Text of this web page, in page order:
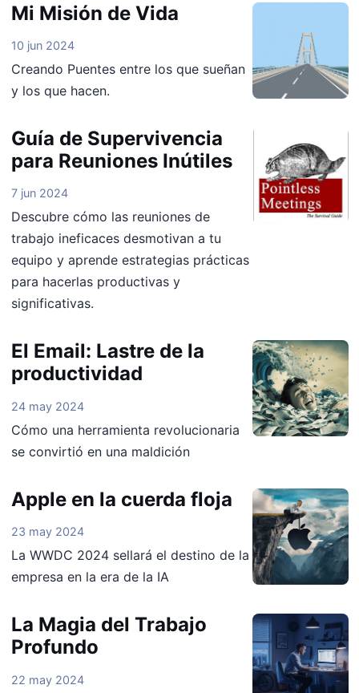
Mi Misión de Vida
10 jun 2024
Creando Puentes entre los que sueñan
y los que hacen.
Guía de Supervivencia
para Reuniones Inútiles
7 jun 2024
Descubre cómo las reuniones de
trabajo ineficaces desmotivan a tu
equipo y aprende estrategias prácticas
para hacerlas productivas y
significativas.
El Email: Lastre de la
productividad
24 may 2024
Cómo una herramienta revolucionaria
se convirtió en una maldición
Apple en la cuerda floja
23 may 2024
La WWDC 2024 sellará el destino de la
empresa en la era de la IA
La Magia del Trabajo
Profundo
22 may 2024